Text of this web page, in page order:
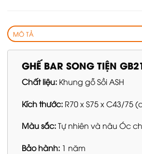
MÔ TẢ
GHẾ BAR SONG TIỆN
Chất liệu: Khung gỗ Sồi ASH
Kích thước: R70 x S75 x C43/75
Màu sắc:Tự nhiên và nâu Óc
Bảo hành: 1 năm